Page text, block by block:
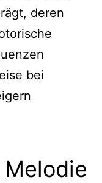
deren
bei